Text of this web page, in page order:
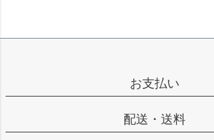
お支払い
配送・送料